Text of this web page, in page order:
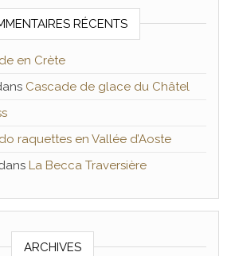
RÉCENTS
en Crète
Cascade de glace du Châtel
raquettes en Vallée d’Aoste
La Becca Traversière
ARCHIVES